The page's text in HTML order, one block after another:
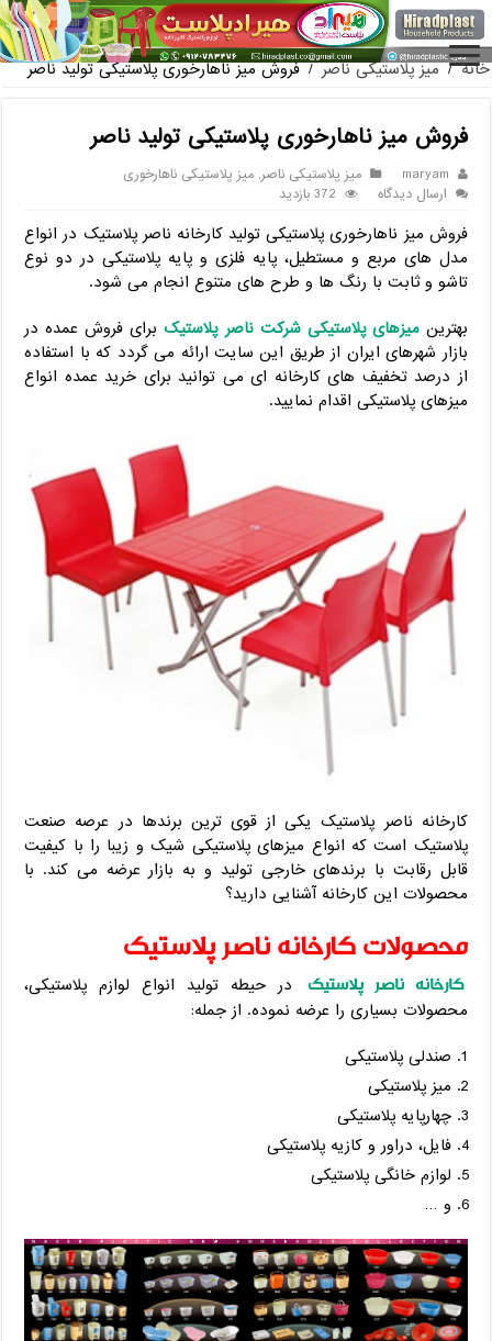
فروش گلدان پلاستیکی گلخانه به صورت آنلاین
خانه / میز پلاستیکی ناصر / فروش میز ناهارخوری پلاستیکی تولید ناصر
فروش میز ناهارخوری پلاستیکی تولید ناصر
maryam میز پلاستیکی ناصر,میز پلاستیکی ناهارخوری
ارسال دیدگاه
372 بازدید
فروش میز ناهارخوری پلاستیکی تولید کارخانه ناصر پلاستیک در انواع
مدل های مربع و مستطیل، پایه فلزی و پایه پلاستیکی در دو نوع
تاشو و ثابت با رنگ ها و طرح های متنوع انجام می شود.
بهترینمیزهای پلاستیکی شرکت ناصر پلاستیکبرای فروش عمده در
بازار شهرهای ایران از طریق این سایت ارائه می گردد که با استفاده
از درصد تخفیف های کارخانه ای می توانید برای خرید عمده انواع
میزهای پلاستیکی اقدام نمایید.
کارخانه ناصر پلاستیک یکی از قوی ترین برندها در عرصه صنعت
پلاستیک است که انواع میزهای پلاستیکی شیک و زیبا را با کیفیت
قابل رقابت با برندهای خارجی تولید و به بازار عرضه می کند. با
محصولات این کارخانه آشنایی دارید؟
محصولات کارخانه ناصر پلاستیک
کارخانه ناصر پلاستیک
در حیطه تولید انواع لوازم پلاستیکی،
محصولات بسیاری را عرضه نموده. از جمله:
صندلی پلاستیکی
میز پلاستیکی
چهارپایه پلاستیکی
فایل، دراور و کازیه پلاستیکی
لوازم خانگی پلاستیکی
و …